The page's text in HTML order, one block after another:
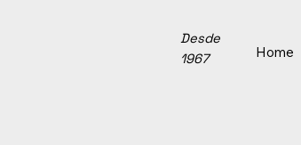
Home
Desde
1967